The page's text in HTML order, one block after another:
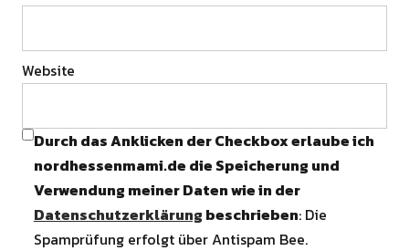
Website
Durch das Anklicken der Checkbox erlaube ich
nordhessenmami.de die Speicherung und
Verwendung meiner Daten wie in der
Datenschutzerklärung beschrieben: Die
Spamprüfung erfolgt über Antispam Bee.